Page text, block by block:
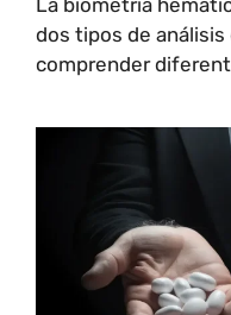
La biometría
dos tipos de análisis
comprender